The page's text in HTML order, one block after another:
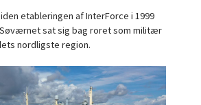
etableringen af InterForce i 1999
sat sig bag roret som militær
nordligste region.